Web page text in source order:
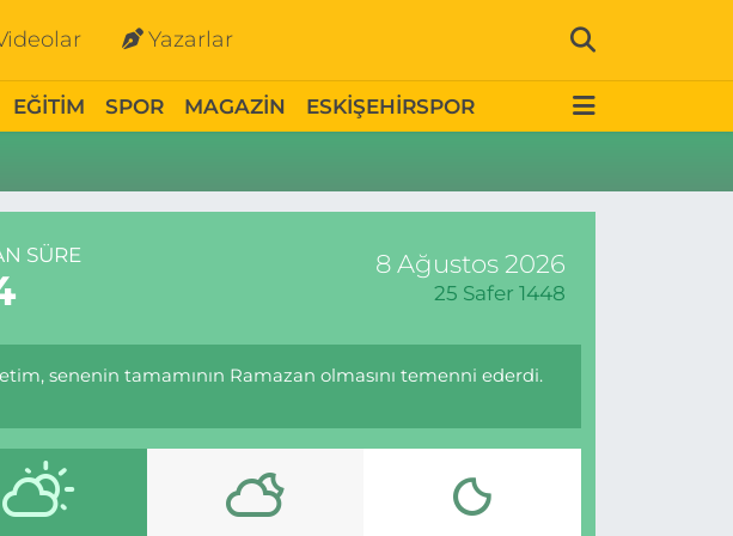
Yazarlar
EĞİTİM SPOR MAGAZİN ESKİŞEHİRSPOR
SÜRE 8 Ağustos 2026
25 Safer 1448
senenin tamamının Ramazan olmasını temenni ederdi.